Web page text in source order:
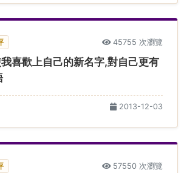
45755 次瀏覽
喜歡上自己的新名字,對自己更有
2013-12-03
57550 次瀏覽